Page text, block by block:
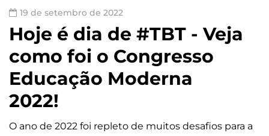
19 de setembro de 2022
Hoje é dia de #TBT - Veja
como foi o Congresso
Educação Moderna
2022!
O ano de 2022 foi repleto de muitos desafios para a